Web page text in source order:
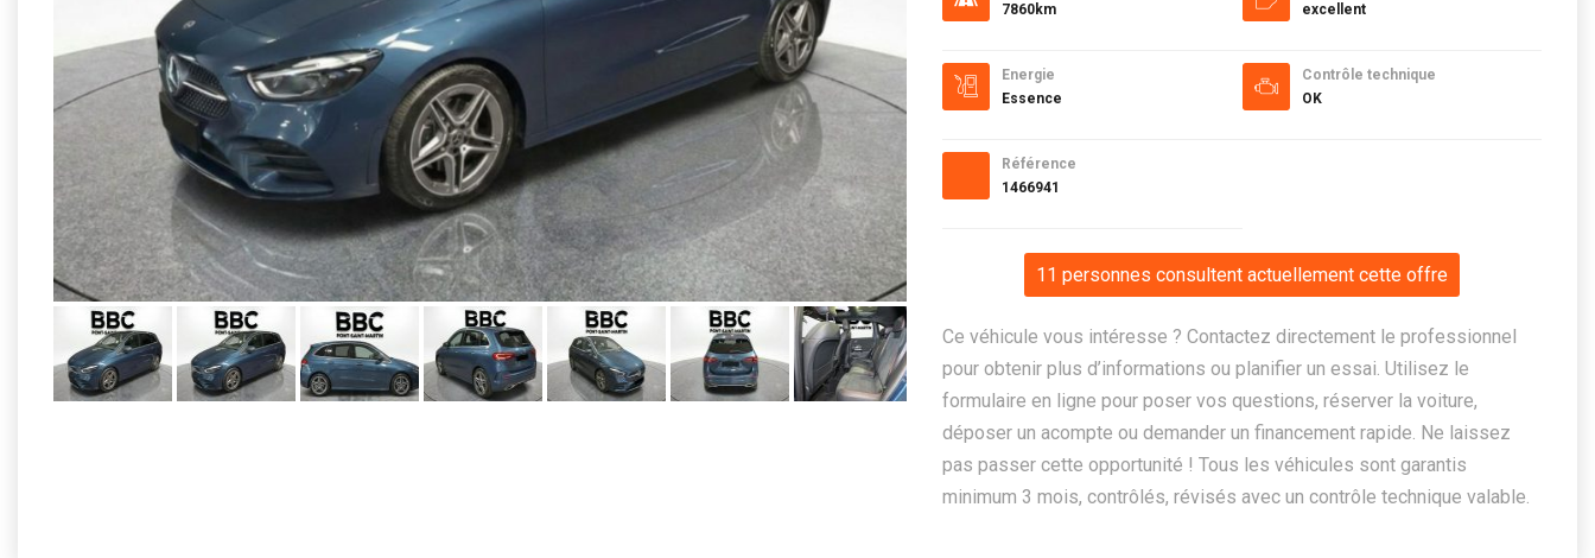
7860km
Energie
Essence
Référence
1466941
excellent
Contrôle technique
OK
11 personnes consultent actuellement cette offre
Ce véhicule vous intéresse ? Contactez directement le professionnel
pour obtenir plus d’informations ou planifier un essai. Utilisez le
formulaire en ligne pour poser vos questions, réserver la voiture,
déposer un acompte ou demander un financement rapide. Ne laissez
pas passer cette opportunité ! Tous les véhicules sont garantis
minimum 3 mois, contrôlés, révisés avec un contrôle technique valable.